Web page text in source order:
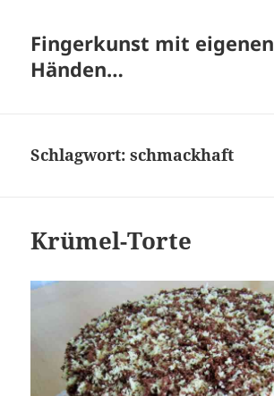
Fingerkunst mit eigenen
Händen…
Schlagwort:schmackhaft
Krümel-Torte